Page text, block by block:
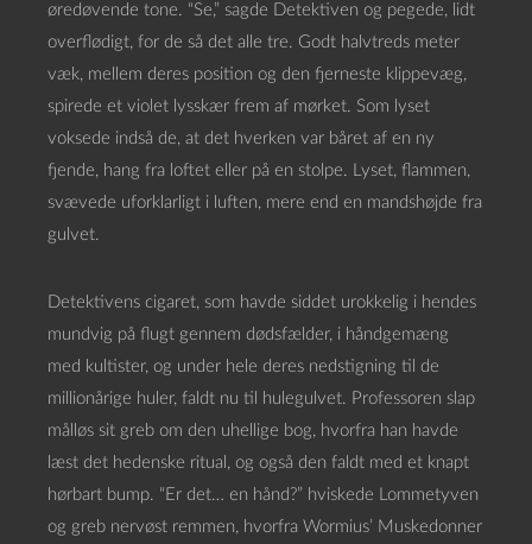
øredøvende tone. “Se,” sagde Detektiven og pegede, lidt
overflødigt, for de så det alle tre. Godt halvtreds meter
væk, mellem deres position og den fjerneste klippevæg,
spirede et violet lysskær frem af mørket. Som lyset
voksede indså de, at det hverken var båret af en ny
fjende, hang fra loftet eller på en stolpe. Lyset, flammen,
svævede uforklarligt i luften, mere end en mandshøjde fra
gulvet.
Detektivens cigaret, som havde siddet urokkelig i hendes
mundvig på flugt gennem dødsfælder, i håndgemæng
med kultister, og under hele deres nedstigning til de
millionårige huler, faldt nu til hulegulvet. Professoren slap
målløs sit greb om den uhellige bog, hvorfra han havde
læst det hedenske ritual, og også den faldt med et knapt
hørbart bump. “Er det… en hånd?” hviskede Lommetyven
og greb nervøst remmen, hvorfra Wormius’ Muskedonner